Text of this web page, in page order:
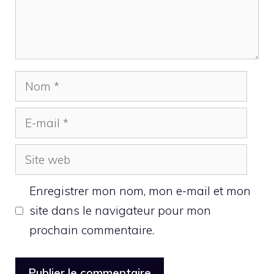
Nom
mail
Site
web
Enregistrer mon nom, mon e-mail et mon
site dans le navigateur pour mon
prochain commentaire.